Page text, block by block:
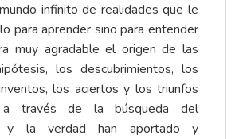
infinito de realidades que le
para aprender sino para entender
muy agradable el origen de las
los descubrimientos, los
los aciertos y los triunfos
través de la búsqueda del
y la verdad han aportado y